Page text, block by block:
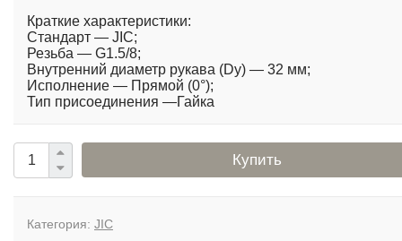
Краткие характеристики:
Стандарт — JIC;
Резьба — G1.5/8;
Внутренний диаметр рукава (Dy) — 32 мм;
Исполнение — Прямой (0°);
Тип присоединения —Гайка
Купить
Категория: JIC